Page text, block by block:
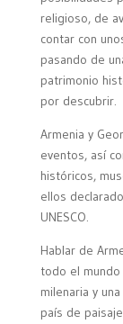
religioso, de
contar con
pasando de
patrimonio
por descubrir.
Armenia y
eventos, así
históricos,
ellos
UNESCO.
Hablar de
todo el
milenaria y
país de